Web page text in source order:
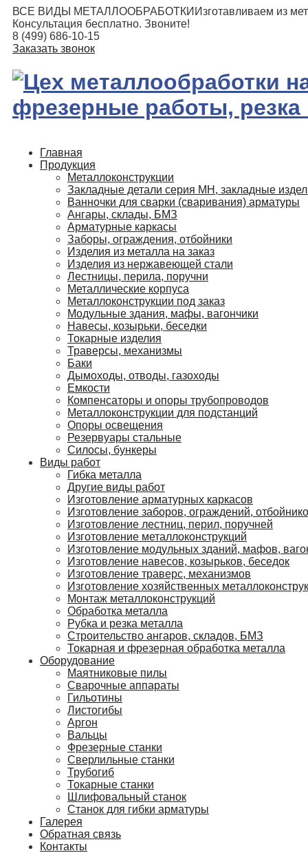
ВСЕ ВИДЫ МЕТАЛЛООБРАБОТКИ Изготавливаем из
Консультация бесплатно. Звоните!
8 (499) 686-10-15
Заказать звонок
Главная
Продукция
Металлоконструкции
Закладные детали серия МН, закладные
Ванночки для сварки (сваривания) арматуры
Ангары, склады, БМЗ
Арматурные каркасы
Заборы, ограждения, отбойники
Изделия из металла на заказ
Изделия из нержавеющей стали
Лестницы, перила, поручни
Металлические корпуса
Металлоконструкции под заказ
Модульные здания, мафы, вагончики
Навесы, козырьки, беседки
Токарные изделия
Траверсы, механизмы
Баки
Дымоходы, отводы, газоходы
Емкости
Компенсаторы и опоры трубопроводов
Металлоконструкции для подстанций
Опоры освещения
Резервуары стальные
Силосы, бункеры
Виды работ
Гибка металла
Другие виды работ
Изготовление арматурных каркасов
Изготовление заборов, ограждений,
Изготовление лестниц, перил, поручней
Изготовление металлоконструкций
Изготовление модульных зданий, мафов,
Изготовление навесов, козырьков, беседок
Изготовление траверс, механизмов
Изготовление хозяйственных
Монтаж металлоконструкций
Обработка металла
Рубка и резка металла
Строительство ангаров, складов, БМЗ
Токарная и фрезерная обработка металла
Оборудование
Маятниковые пилы
Сварочные аппараты
Гильотины
Листогибы
Аргон
Вальцы
Фрезерные станки
Сверлильные станки
Трубогиб
Токарные станки
Шлифовальный станок
Станок для гибки арматуры
Галерея
Обратная связь
Контакты